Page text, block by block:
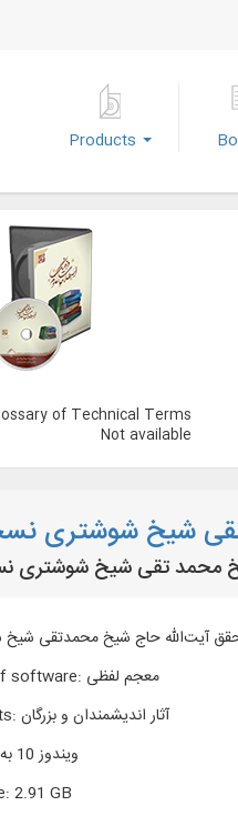
Products
of Technical Terms
Not available
شیخ شوشتری
محمد تقی شیخ شوشتری
software: معجم لفظی
:آثار اندیشمندان و بزرگان
ویندوز 10 به بالا
:2.91 GB